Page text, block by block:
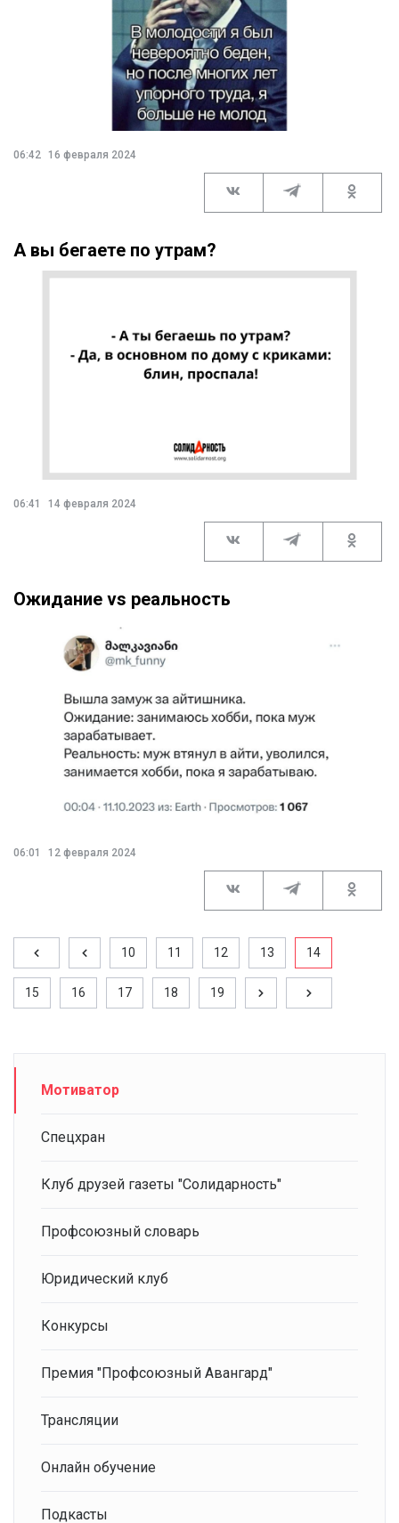
06:42 16 февраля 2024
А вы бегаете по утрам?
06:41 14 февраля 2024
Ожидание vs реальность
06:01 12 февраля 2024
10 11 12 13 14
15 16 17 18 19
Мотиватор
Спецхран
Клуб друзей газеты "Солидарность"
Профсоюзный словарь
Юридический клуб
Конкурсы
Премия "Профсоюзный Авангард"
Трансляции
Онлайн обучение
Подкасты